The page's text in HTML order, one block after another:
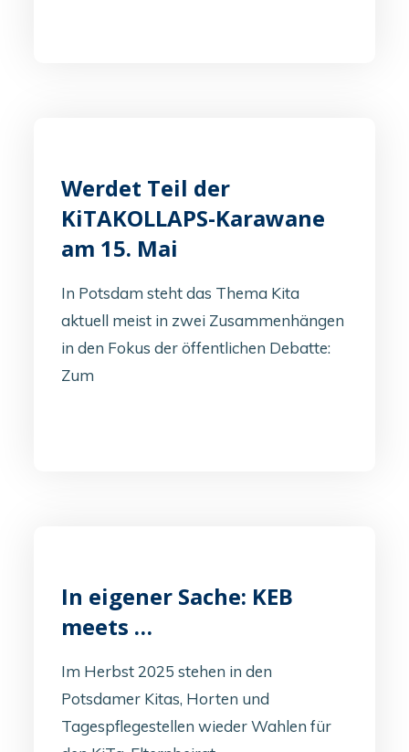
Werdet Teil der
KiTAKOLLAPS-Karawane
am 15. Mai
In Potsdam steht das Thema Kita
aktuell meist in zwei Zusammenhängen
in den Fokus der öffentlichen Debatte:
Zum
In eigener Sache: KEB
meets …
Im Herbst 2025 stehen in den
Potsdamer Kitas, Horten und
Tagespflegestellen wieder Wahlen für